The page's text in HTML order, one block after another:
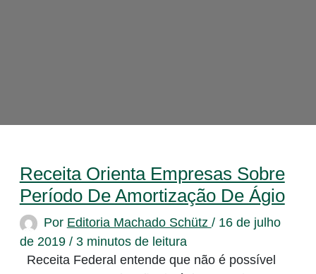
Receita Orienta Empresas Sobre
Período De Amortização De Ágio
Por Editoria Machado Schütz / 16 de julho
de 2019 / 3 minutos de leitura
Receita Federal entende que não é possível